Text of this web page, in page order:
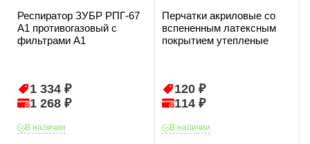
Респиратор ЗУБР РПГ-67
А1 противогазовый с
фильтрами А1
1 334 ₽
1 268 ₽
В наличии
Перчатки акриловые со
вспененным латексным
покрытием утепленые
120 ₽
114 ₽
В наличии